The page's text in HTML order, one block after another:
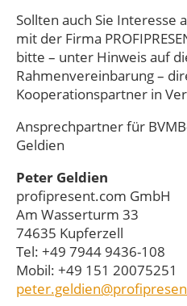
Sollten auch Sie Interesse
mit der Firma
bitte – unter Hinweis auf
Rahmenvereinbarung –
Kooperationspartner in
Ansprechpartner für
Geldien
Peter Geldien
profipresent.com GmbH
Am Wasserturm 33
74635 Kupferzell
Tel: +49 7944 9436-108
Mobil: +49 151 20075251